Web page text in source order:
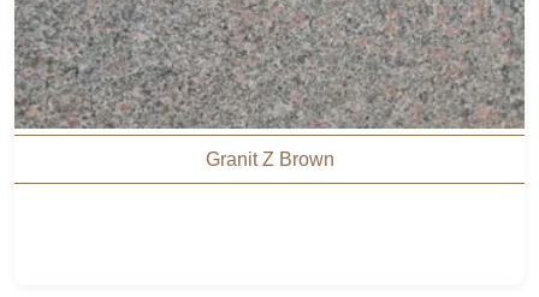
Granit Z Brown